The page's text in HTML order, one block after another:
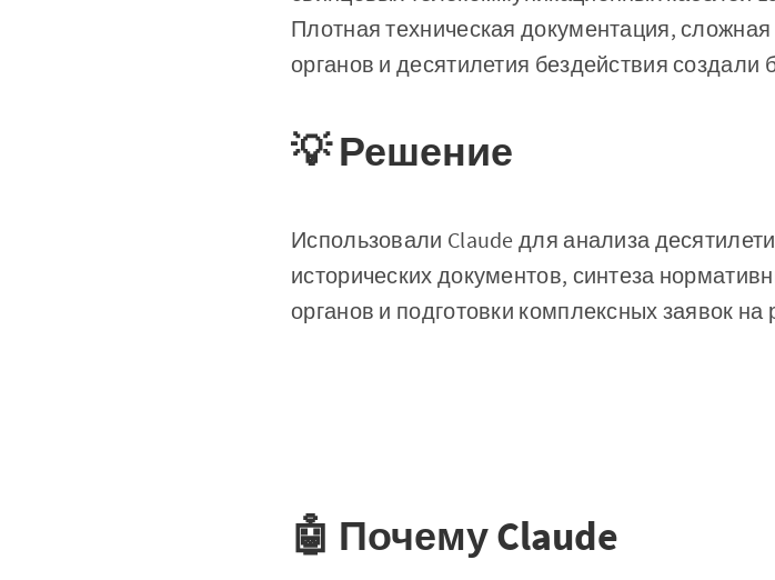
Плотная техническая документация,
органов и десятилетия бездействия
💡 Решение
Использовали Claude для анализа
исторических документов, синтеза
органов и подготовки комплексных заявок
🤖 Почему Claude